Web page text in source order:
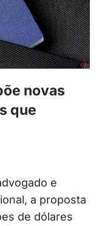
novas
que
e
a proposta
de dólares